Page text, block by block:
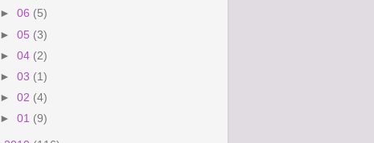
►06 (5)
►05 (3)
►04 (2)
►03 (1)
►02 (4)
►01 (9)